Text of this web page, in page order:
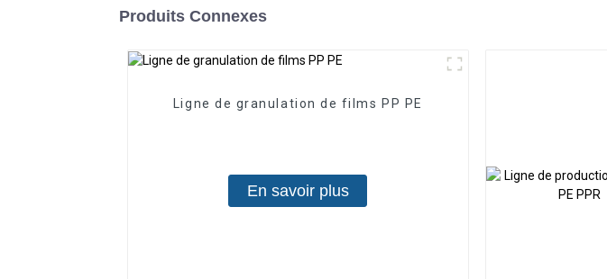
Produits Connexes
Ligne de granulation de films PP PE
En savoir plus